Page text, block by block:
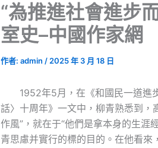
“為推進社會進步
室史–中國作家網
作者: admin / 2025 年 3 月 18 日
1952年5月，在《和國民一道
話〉十周年》一文中，柳青熟悉到，
作風”，就在于“他們是拿本身的生涯
青思慮并實行的標的目的。在他看來